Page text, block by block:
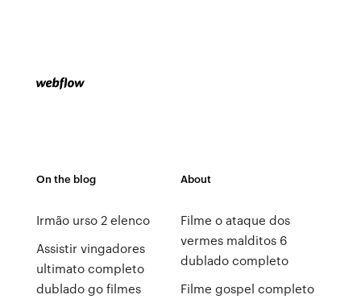
On the blog
Irmão urso 2 elenco
Assistir vingadores
ultimato completo
dublado go filmes
About
Filme o ataque dos
vermes malditos 6
dublado completo
Filme gospel completo